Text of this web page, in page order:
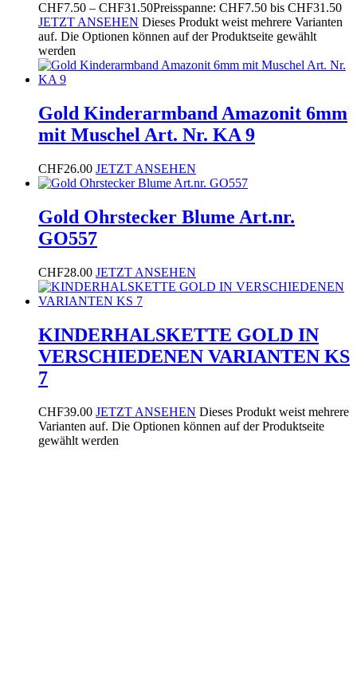
CHF7.50 – CHF31.50Preisspanne: CHF7.50 bis CHF31.50
JETZT ANSEHEN Dieses Produkt weist mehrere Varianten
auf. Die Optionen können auf der Produktseite gewählt
werden
Gold Kinderarmband Amazonit 6mm
mit Muschel Art. Nr. KA 9
CHF26.00 JETZT ANSEHEN
Gold Ohrstecker Blume Art.nr.
GO557
CHF28.00 JETZT ANSEHEN
KINDERHALSKETTE GOLD IN
VERSCHIEDENEN VARIANTEN KS
7
CHF39.00 JETZT ANSEHEN Dieses Produkt weist mehrere
Varianten auf. Die Optionen können auf der Produktseite
gewählt werden